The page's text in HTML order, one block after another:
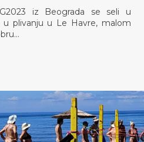
iz Beograda se seli u
u plivanju u Le Havre, malom